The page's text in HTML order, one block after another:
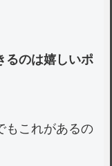
るのは嬉しいポ
もこれがあるの